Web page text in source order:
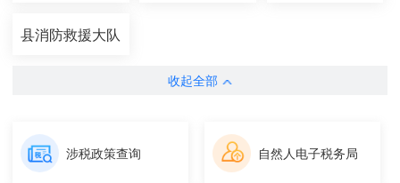
县消防救援大队
收起全部
涉税政策查询 自然人电子税务局